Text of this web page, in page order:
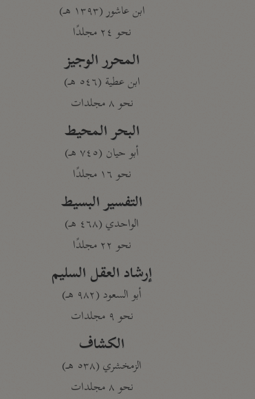
ابن عاشور (١٣٩٣ هـ)
نحو ٢٤ مجلدًا
المحرر الوجيز
ابن عطية (٥٤٦ هـ)
نحو ٨ مجلدات
البحر المحيط
أبو حيان (٧٤٥ هـ)
نحو ١٦ مجلدًا
التفسير البسيط
الواحدي (٤٦٨ هـ)
نحو ٢٢ مجلدًا
إرشاد العقل السليم
أبو السعود (٩٨٢ هـ)
نحو ٩ مجلدات
الكشاف
الزمخشري (٥٣٨ هـ)
نحو ٨ مجلدات